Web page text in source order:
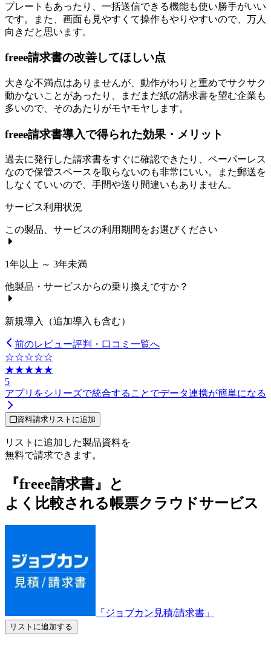
プレートもあったり、一括送信できる機能も使い勝手がいい
です。また、画面も見やすくて操作もやりやすいので、万人
向きだと思います。
freee請求書の改善してほしい点
大きな不満点はありませんが、動作がわりと重めでサクサク
動かないことがあったり、まだまだ紙の請求書を望む企業も
多いので、そのあたりがモヤモヤします。
freee請求書導入で得られた効果・メリット
過去に発行した請求書をすぐに確認できたり、ペーパーレス
なので保管スペースを取らないのも非常にいい。また郵送を
しなくていいので、手間や送り間違いもありません。
サービス利用状況
この製品、サービスの利用期間をお選びください
1年以上 ～ 3年未満
他製品・サービスからの乗り換えですか？
新規導入（追加導入も含む）
前のレビュー評判・口コミ一覧へ
☆☆☆☆☆
★★★★★
5
アプリをシリーズで統合することでデータ連携が簡単になる
資料請求リストに追加
リストに追加した製品資料を
無料で請求できます。
『freee請求書』と
よく比較される帳票クラウドサービス
「ジョブカン見積/請求書」
リストに追加する